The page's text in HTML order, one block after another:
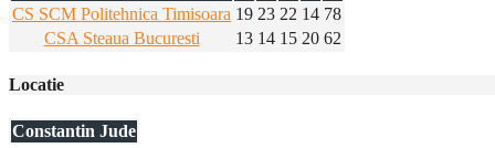
CS SCM Politehnica Timisoara 19 23 22 14 78
CSA Steaua Bucuresti
13 14 15 20 62
Locatie
Constantin Jude